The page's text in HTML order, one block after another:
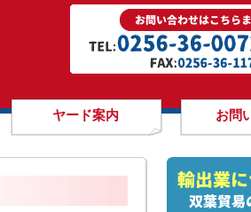
ヤード案内 お問